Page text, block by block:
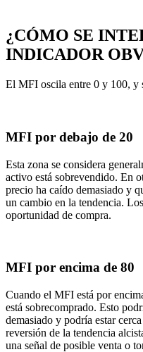
¿CÓMO SE
INDICADOR
El MFI oscila entre 0 y 100, y
MFI por debajo de 20
Esta zona se considera
activo está sobrevendido. En
precio ha caído demasiado y
un cambio en la tendencia. Los
oportunidad de compra.
MFI por encima de 80
Cuando el MFI está por
está sobrecomprado. Esto
demasiado y podría estar
reversión de la tendencia
una señal de posible venta o